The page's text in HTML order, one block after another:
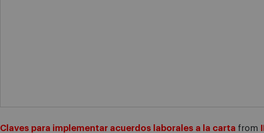
Claves para implementar acuerdos laborales a la carta from